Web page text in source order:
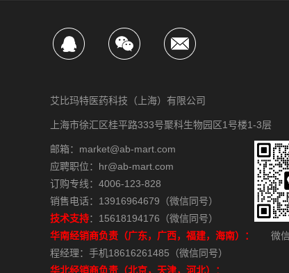
艾比玛特医药科技（上海）有限公司
上海市徐汇区桂平路333号聚科生物园区1号楼1-3层
邮箱：market@ab-mart.com
应聘职位：hr@ab-mart.com
订购专线：4006-123-828
销售电话：13916964679（微信同号）
技术支持：15618194176（微信同号）
华南经销商负责（广东，广西，福建，海南）：
程经理：手机18616261485（微信同号）
华北经销商负责（北京，天津，河北）：
微信